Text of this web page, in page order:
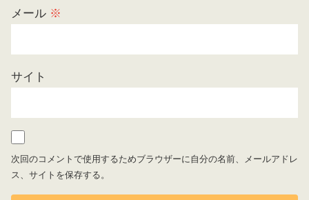
メール ※
サイト
次回のコメントで使用するためブラウザーに自分の名前、メールアドレ
ス、サイトを保存する。